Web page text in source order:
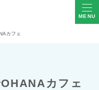
MENU
カフェ
カフェ